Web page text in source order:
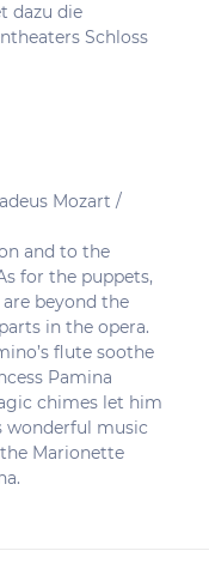
dazu die
Schloss
Mozart /
and to the
for the puppets,
beyond the
in the opera.
flute soothe
Pamina
chimes let him
wonderful music
Marionette